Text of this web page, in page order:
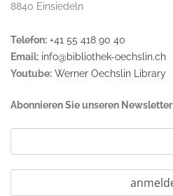
8840 Einsiedeln
Telefon: +41 55 418 90 40
Email: info@bibliothek-oechslin.ch
Youtube: Werner Oechslin Library
Abonnieren Sie unseren Newsletter